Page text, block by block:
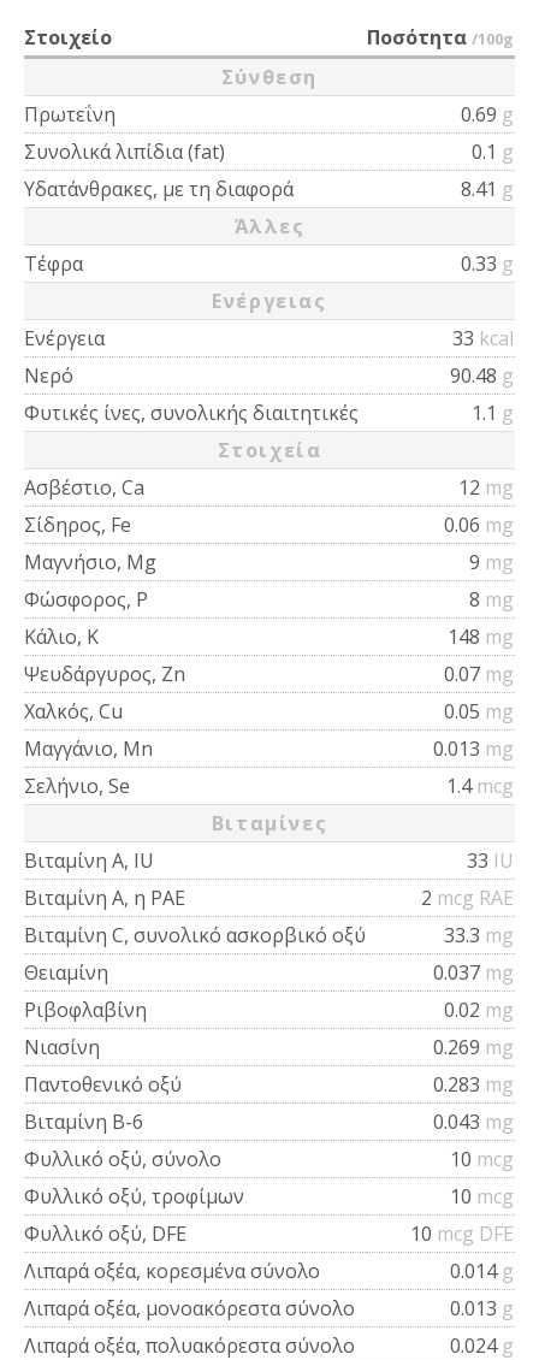
Στοιχείο Ποσότητα /100g
Σύνθεση
Πρωτεΐνη
0.69 g
Συνολικά λιπίδια (fat)
0.1 g
Υδατάνθρακες, με τη διαφορά
8.41 g
Άλλες
Τέφρα
0.33 g
Ενέργειας
Ενέργεια
33 kcal
Νερό
90.48 g
Φυτικές ίνες, συνολικής διαιτητικές
1.1 g
Στοιχεία
Ασβέστιο, Ca
12 mg
Σίδηρος, Fe
0.06 mg
Μαγνήσιο, Mg
9 mg
Φώσφορος, P
8 mg
Κάλιο, K
148 mg
Ψευδάργυρος, Zn
0.07 mg
Χαλκός, Cu
0.05 mg
Μαγγάνιο, Mn
0.013 mg
Σελήνιο, Se
1.4 mcg
Βιταμίνες
Βιταμίνη Α, IU
33 IU
Βιταμίνη Α, η ΡΑΕ
2 mcg RAE
Βιταμίνη C, συνολικό ασκορβικό οξύ
33.3 mg
Θειαμίνη
0.037 mg
Ριβοφλαβίνη
0.02 mg
Νιασίνη
0.269 mg
Παντοθενικό οξύ
0.283 mg
Βιταμίνη Β-6
0.043 mg
Φυλλικό οξύ, σύνολο
10 mcg
Φυλλικό οξύ, τροφίμων
10 mcg
Φυλλικό οξύ, DFE
10 mcg DFE
Λιπαρά οξέα, κορεσμένα σύνολο
0.014 g
Λιπαρά οξέα, μονοακόρεστα σύνολο
0.013 g
Λιπαρά οξέα, πολυακόρεστα σύνολο
0.024 g